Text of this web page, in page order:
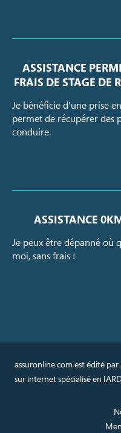
ASSISTANCE
FRAIS DE STAGE DE
Je bénéficie d'une prise
permet de récupérer des
conduire.
ASSISTANCE
Je peux être dépanné où
moi, sans frais !
assuronline.com est édité
sur internet spécialisé en